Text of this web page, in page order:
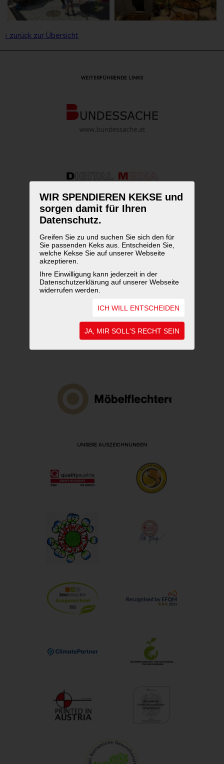
WIR SPENDIEREN KEKSE und
sorgen damit für Ihren
Datenschutz.
Greifen Sie zu und suchen Sie sich den für
Sie passenden Keks aus. Entscheiden Sie,
welche Kekse Sie auf unserer Webseite
akzeptieren.
Ihre Einwilligung kann jederzeit in der
Datenschutzerklärung auf unserer Webseite
widerrufen werden.
ICH WILL ENTSCHEIDEN
JA, MIR SOLL'S RECHT SEIN
‹ zurück zur Übersicht
WEITERFÜHRENDE LINKS
UNSERE AUSZEICHNUNGEN